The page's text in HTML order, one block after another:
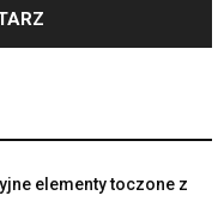
elementy toczone z